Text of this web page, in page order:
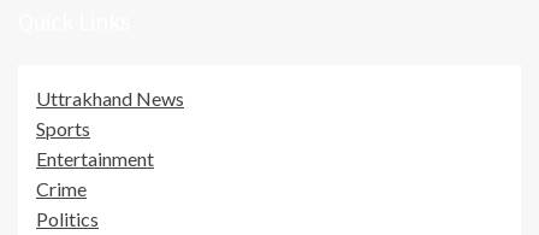
Uttrakhand News
Sports
Entertainment
Crime
Politics